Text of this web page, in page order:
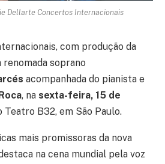
Dellarte Concertos Internacionais
com produção da
soprano
acompanhada do pianista e
, na sexta-feira, 15 de
Teatro B32, em São Paulo.
mais promissoras da nova
na cena mundial pela voz